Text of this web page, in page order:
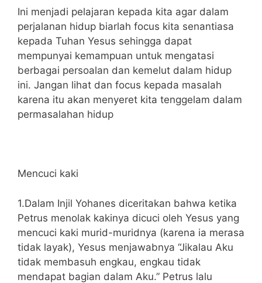
Ini menjadi pelajaran kepada kita agar dalam
perjalanan hidup biarlah focus kita senantiasa
kepada Tuhan Yesus sehingga dapat
mempunyai kemampuan untuk mengatasi
berbagai persoalan dan kemelut dalam hidup
ini. Jangan lihat dan focus kepada masalah
karena itu akan menyeret kita tenggelam dalam
permasalahan hidup
Mencuci kaki
1.Dalam Injil Yohanes diceritakan bahwa ketika
Petrus menolak kakinya dicuci oleh Yesus yang
mencuci kaki murid-muridnya (karena ia merasa
tidak layak), Yesus menjawabnya “Jikalau Aku
tidak membasuh engkau, engkau tidak
mendapat bagian dalam Aku.” Petrus lalu